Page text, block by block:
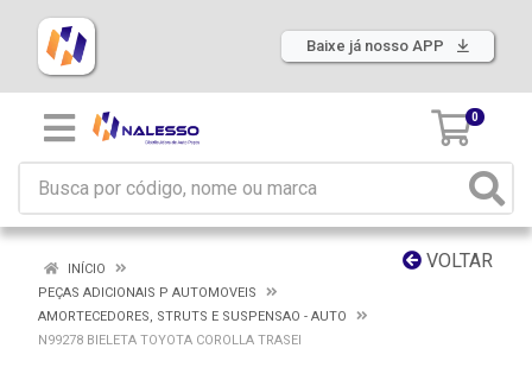
Baixe já nosso APP
0
VOLTAR
INÍCIO
PEÇAS ADICIONAIS P AUTOMOVEIS
AMORTECEDORES, STRUTS E SUSPENSAO - AUTO
N99278 BIELETA TOYOTA COROLLA TRASEI